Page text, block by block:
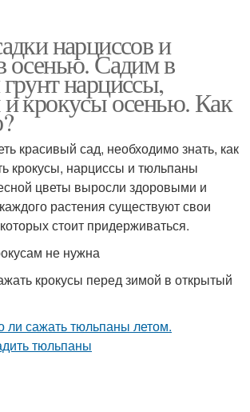
нарциссов и
осенью. Садим в
нарциссы,
крокусы осенью. Как
красивый сад, необходимо знать, как
крокусы, нарциссы и тюльпаны
цветы выросли здоровыми и
растения существуют свои
стоит придерживаться.
не нужна
крокусы перед зимой в открытый